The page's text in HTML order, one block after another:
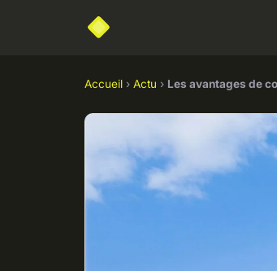
Accueil › Actu › Les avantages de